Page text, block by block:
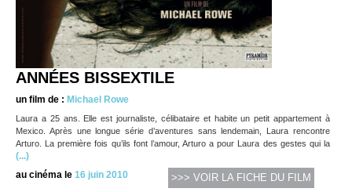
ANNÉES BISSEXTILE
un film de : Michael Rowe
Laura a 25 ans. Elle est journaliste, célibataire et habite un petit appartement à
Mexico. Après une longue série d’aventures sans lendemain, Laura rencontre
Arturo. La première fois qu’ils font l’amour, Arturo a pour Laura des gestes qui la
(...)
au cinéma le 16 juin 2010 >>> VOIR LA FICHE DU FILM